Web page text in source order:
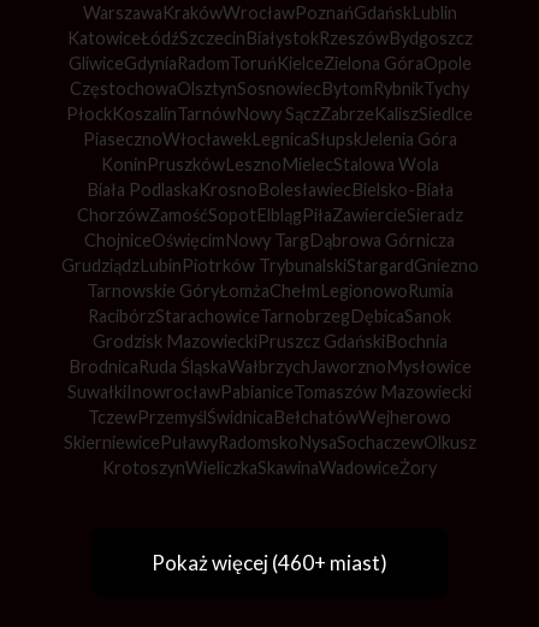
WarszawaKrakówWrocławPoznańGdańskLublin
KatowiceŁódźSzczecinBiałystokRzeszówBydgoszcz
GliwiceGdyniaRadomToruńKielceZielona GóraOpole
CzęstochowaOlsztynSosnowiecBytomRybnikTychy
PłockKoszalinTarnówNowy SączZabrzeKaliszSiedlce
PiasecznoWłocławekLegnicaSłupsk Jelenia Góra
KoninPruszkówLesznoMielecStalowa Wola
Biała PodlaskaKrosnoBolesławiecBielsko-Biała
ChorzówZamośćSopotElblągPiłaZawiercieSieradz
ChojniceOświęcimNowy TargDąbrowa Górnicza
GrudziądzLubinPiotrków TrybunalskiStargardGniezno
Tarnowskie GóryŁomżaChełmLegionowoRumia
RacibórzStarachowiceTarnobrzegDębicaSanok
Grodzisk MazowieckiPruszcz GdańskiBochnia
BrodnicaRuda ŚląskaWałbrzych JaworznoMysłowice
SuwałkiInowrocławPabianiceTomaszów Mazowiecki
TczewPrzemyślŚwidnicaBełchatówWejherowo
SkierniewicePuławyRadomskoNysaSochaczewOlkusz
KrotoszynWieliczkaSkawinaWadowiceŻory
Pokaż więcej (460+ miast)